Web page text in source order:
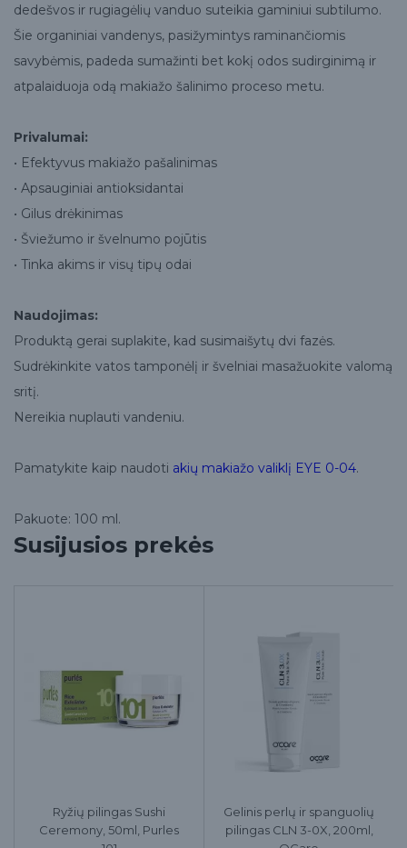
dedešvos ir rugiagėlių vanduo suteikia gaminiui subtilumo.
Šie organiniai vandenys, pasižymintys raminančiomis
savybėmis, padeda sumažinti bet kokį odos sudirginimą ir
atpalaiduoja odą makiažo šalinimo proceso metu.
Privalumai:
• Efektyvus makiažo pašalinimas
• Apsauginiai antioksidantai
• Gilus drėkinimas
• Šviežumo ir švelnumo pojūtis
• Tinka akims ir visų tipų odai
Naudojimas:
Produktą gerai suplakite, kad susimaišytų dvi fazės.
Sudrėkinkite vatos tamponėlį ir švelniai masažuokite valomą
sritį.
Nereikia nuplauti vandeniu.
Pamatykite kaip naudoti akių makiažo valiklį EYE 0-04.
Pakuote: 100 ml.
Susijusios prekės
Ryžių pilingas Sushi
Ceremony, 50ml, Purles
Gelinis perlų ir spanguolių
pilingas CLN 3-0X, 200ml,